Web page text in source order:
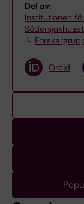
Del av:
Institutionen
Södersjukhuset
Orcid